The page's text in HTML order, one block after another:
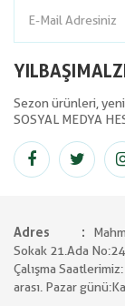
Sezon ürünleri, yeni
SOSYAL MEDYA
Adres
Sokak 21.Ada No:24
Çalışma
arası. Pazar